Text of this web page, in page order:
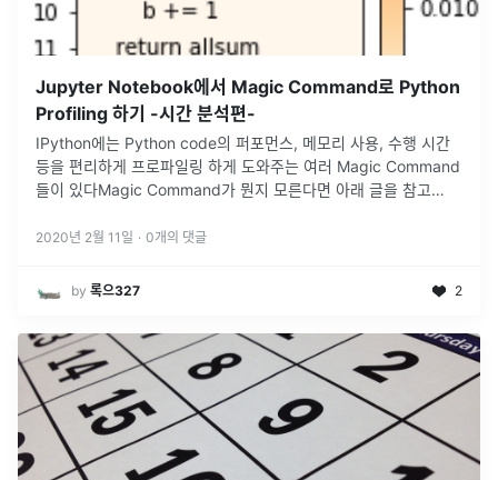
Jupyter Notebook에서 Magic Command로 Python
Profiling 하기 -시간 분석편-
IPython에는 Python code의 퍼포먼스, 메모리 사용, 수행 시간
등을 편리하게 프로파일링 하게 도와주는 여러 Magic Command
들이 있다Magic Command가 뭔지 모른다면 아래 글을 참고
2020년 2월 11일 · 0개의 댓글
by 록으327 2